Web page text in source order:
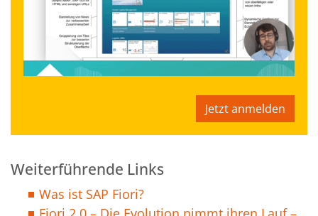
Jetzt anmelden
Weiterführende Links
Was ist SAP Fiori?